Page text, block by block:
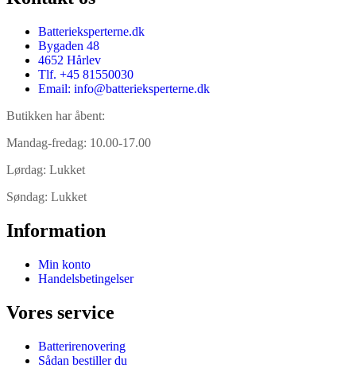
Batterieksperterne.dk
Bygaden 48
4652 Hårlev
Tlf. +45 81550030
Email: info@batterieksperterne.dk
Butikken har åbent:
Mandag-fredag: 10.00-17.00
Lørdag: Lukket
Søndag: Lukket
Information
Min konto
Handelsbetingelser
Vores service
Batterirenovering
Sådan bestiller du